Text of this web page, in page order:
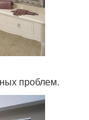
проблем.